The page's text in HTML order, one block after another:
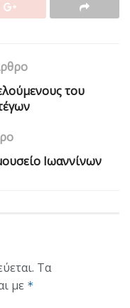
του
Ιωαννίνων
Τα
με *